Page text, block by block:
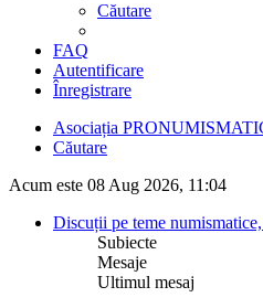
Căutare
FAQ
Autentificare
Înregistrare
Asociația
Căutare
Acum este 08 Aug 2026, 11:04
Discuții pe teme
Subiecte
Mesaje
Ultimul mesaj